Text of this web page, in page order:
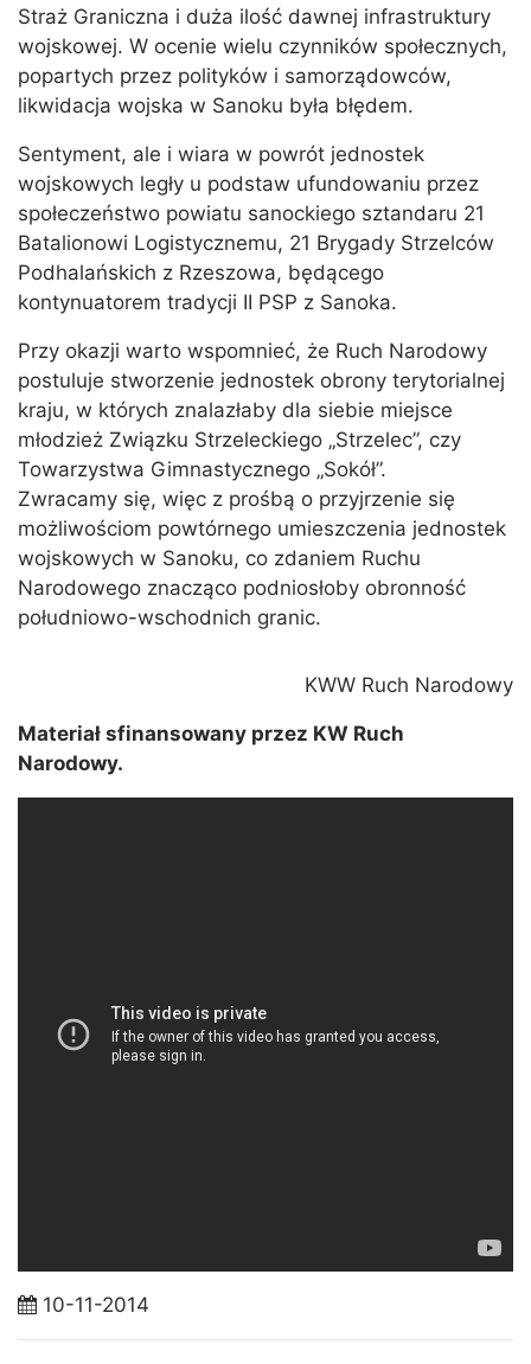
Straż Graniczna i duża ilość dawnej infrastruktury
wojskowej. W ocenie wielu czynników społecznych,
popartych przez polityków i samorządowców,
likwidacja wojska w Sanoku była błędem.
Sentyment, ale i wiara w powrót jednostek
wojskowych legły u podstaw ufundowaniu przez
społeczeństwo powiatu sanockiego sztandaru 21
Batalionowi Logistycznemu, 21 Brygady Strzelców
Podhalańskich z Rzeszowa, będącego
kontynuatorem tradycji II PSP z Sanoka.
Przy okazji warto wspomnieć, że Ruch Narodowy
postuluje stworzenie jednostek obrony terytorialnej
kraju, w których znalazłaby dla siebie miejsce
młodzież Związku Strzeleckiego „Strzelec”, czy
Towarzystwa Gimnastycznego „Sokół”.
Zwracamy się, więc z prośbą o przyjrzenie się
możliwościom powtórnego umieszczenia jednostek
wojskowych w Sanoku, co zdaniem Ruchu
Narodowego znacząco podniosłoby obronność
południowo-wschodnich granic.
KWW Ruch Narodowy
Materiał sfinansowany przez KW Ruch
Narodowy.
10-11-2014